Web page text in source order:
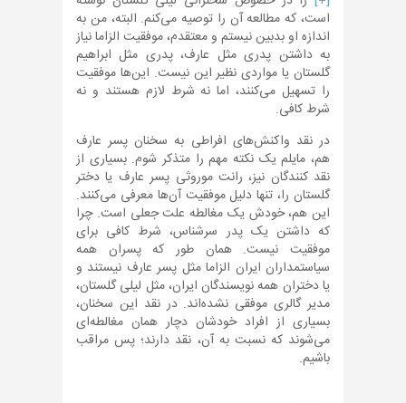
است، که مطالعه آن را توصیه می‌کنم. البته، من به
اندازه او بدبین نیستم و معتقدم، موفقیت الزاما نیاز
به داشتن پدری مثل عارف، پدری مثل ابراهیم
گلستان یا مواردی نظیر این نیست. این‌ها موفقیت
را تسهیل می‌کنند، اما نه شرط لازم هستند و نه
شرط کافی.
در نقد واکنش‌های افراطی به سخنان پسر عارف
هم، مایلم یک نکته مهم را متذکر شوم. بسیاری از
نقد کنندگان نیز، رانت موروثی پسر عارف یا دختر
گلستان را، تنها دلیل موفقیت آن‌ها معرفی می‌کنند.
این هم، خودش یک مغالطه علت جعلی است. چرا
که داشتن یک پدر سرشناس، شرط کافی برای
موفقیت نیست. همان طور که پسران همه
سیاستمداران ایران الزاما مثل پسر عارف نیستند و
یا دختران همه نویسندگان ایران، مثل لیلی گلستان،
مدیر گالری موفقی نشده‌اند. در نقد این سخنان،
بسیاری از افراد خودشان دچار همان مغالطه‌ای
می‌شوند که نسبت به آن، نقد دارند؛ پس مراقب
باشیم.